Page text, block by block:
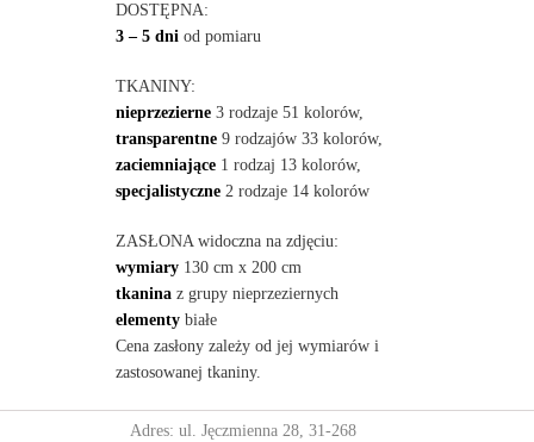
DOSTĘPNA:
3 – 5 dniod pomiaru
TKANINY:
nieprzezierne3 rodzaje 51 kolorów,
transparentne9 rodzajów 33 kolorów,
zaciemniające1 rodzaj 13 kolorów,
specjalistyczne2 rodzaje 14 kolorów
ZASŁONA widoczna na zdjęciu:
wymiary130 cm x 200 cm
tkaninaz grupy nieprzeziernych
elementybiałe
Cena zasłony zależy od jej wymiarów i
zastosowanej tkaniny.
Adres: ul. Jęczmienna 28, 31-268